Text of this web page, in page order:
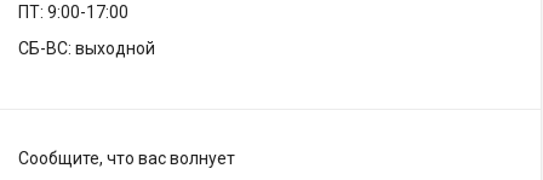
ПТ: 9:00-17:00
СБ-ВС: выходной
Сообщите, что вас волнует